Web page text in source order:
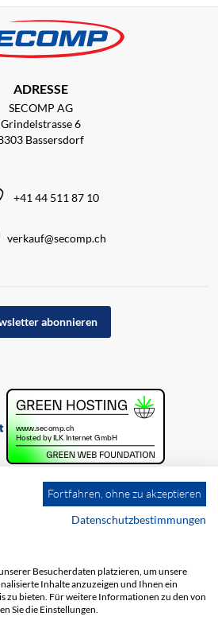
ADRESSE
SECOMP AG
Grindelstrasse 6
Bassersdorf
+41 44 511 87 10
verkauf@secomp.ch
abonnieren
Impressum AGB
Fortfahren, ohne zu akzeptieren
Datenschutzbestimmungen
Besucherdaten platzieren, um unsere
Inhalte anzuzeigen und Ihnen ein
zu bieten. Für weitere Informationen zu den von
Sie die Einstellungen.